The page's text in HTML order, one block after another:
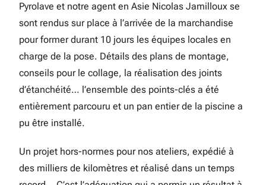
Pyrolave et notre agent en Asie Nicolas Jamilloux se
sont rendus sur place à l’arrivée de la marchandise
pour former durant 10 jours les équipes locales en
charge de la pose. Détails des plans de montage,
conseils pour le collage, la réalisation des joints
d’étanchéité… l’ensemble des points-clés a été
entièrement parcouru et un pan entier de la piscine a
pu être installé.
Un projet hors-normes pour nos ateliers, expédié à
des milliers de kilomètres et réalisé dans un temps